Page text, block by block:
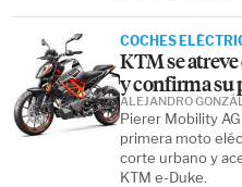
COCHES
KTM se
y confirma su
Pierer Mobility
primera moto
corte urbano y
KTM e-Duke.
ALEJANDRO